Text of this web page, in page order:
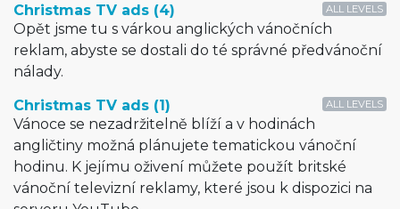
ALL LEVELS
Christmas TV ads (4)
Opět jsme tu s várkou anglických vánočních
reklam, abyste se dostali do té správné předvánoční
nálady.
ALL LEVELS
Christmas TV ads (1)
Vánoce se nezadržitelně blíží a v hodinách
angličtiny možná plánujete tematickou vánoční
hodinu. K jejímu oživení můžete použít britské
vánoční televizní reklamy, které jsou k dispozici na